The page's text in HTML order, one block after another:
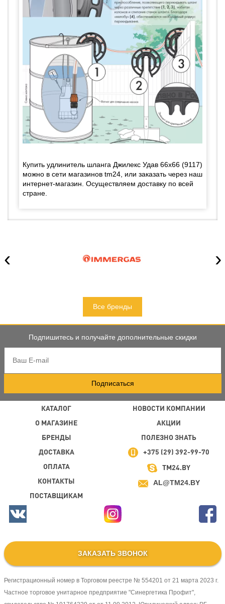
Купить удлинитель шланга Джилекс Удав 66х66 (9117)
можно в сети магазинов tm24, или заказать через наш
интернет-магазин. Осуществляем доставку по всей
стране.
‹ ›
Все бренды
Подпишитесь и получайте дополнительные скидки
Подписаться
КАТАЛОГ
О МАГАЗИНЕ
БРЕНДЫ
НОВОСТИ КОМПАНИИ
АКЦИИ
ПОЛЕЗНО ЗНАТЬ
ДОСТАВКА
ОПЛАТА
КОНТАКТЫ
ПОСТАВЩИКАМ
+375 (29) 392-99-70
TM24.BY
AL@TM24.BY
ЗАКАЗАТЬ ЗВОНОК
Регистрационный номер в Торговом реестре № 554201 от 21 марта 2023 г.
Частное торговое унитарное предприятие "Синергетика Профит",